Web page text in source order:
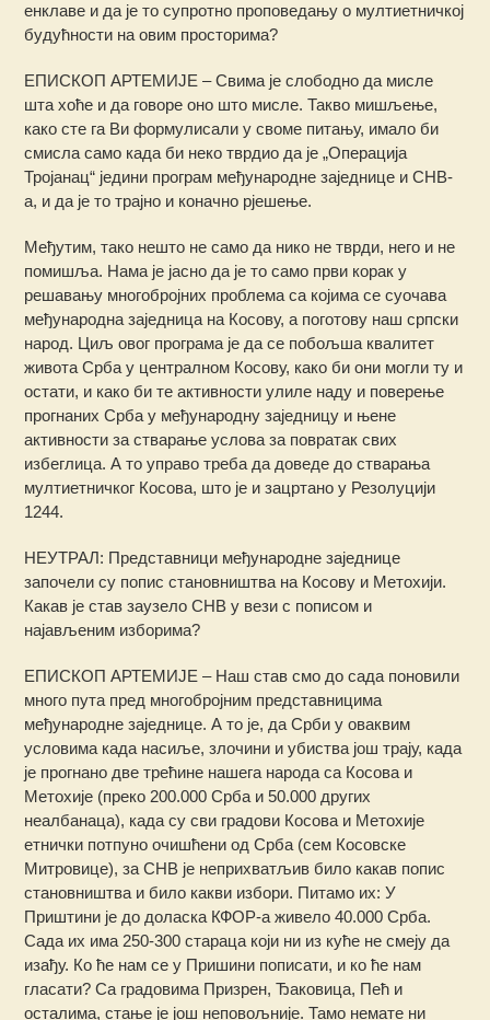
енклаве и да је то супротно проповедању о мултиетничкој
будућности на овим просторима?
ЕПИСКОП АРТЕМИЈЕ – Свима је слободно да мисле
шта хоће и да говоре оно што мисле. Такво мишљење,
како сте га Ви формулисали у своме питању, имало би
смисла само када би неко тврдио да је „Операција
Тројанац“ једини програм међународне заједнице и СНВ-
а, и да је то трајно и коначно рјешење.
Међутим, тако нешто не само да нико не тврди, него и не
помишља. Нама је јасно да је то само први корак у
решавању многобројних проблема са којима се суочава
међународна заједница на Косову, а поготову наш српски
народ. Циљ овог програма је да се побољша квалитет
живота Срба у централном Косову, како би они могли ту и
остати, и како би те активности улиле наду и поверење
прогнаних Срба у међународну заједницу и њене
активности за стварање услова за повратак свих
избеглица. А то управо треба да доведе до стварања
мултиетничког Косова, што је и зацртано у Резолуцији
1244.
НЕУТРАЛ: Представници међународне заједнице
започели су попис становништва на Косову и Метохији.
Какав је став заузело СНВ у вези с пописом и
најављеним изборима?
ЕПИСКОП АРТЕМИЈЕ – Наш став смо до сада поновили
много пута пред многобројним представницима
међународне заједнице. А то је, да Срби у оваквим
условима када насиље, злочини и убиства још трају, када
је прогнано две трећине нашега народа са Косова и
Метохије (преко 200.000 Срба и 50.000 других
неалбанаца), када су сви градови Косова и Метохије
етнички потпуно очишћени од Срба (сем Косовске
Митровице), за СНВ је неприхватљив било какав попис
становништва и било какви избори. Питамо их: У
Приштини је до доласка КФОР-а живело 40.000 Срба.
Сада их има 250-300 стараца који ни из куће не смеју да
изађу. Ко ће нам се у Пришини пописати, и ко ће нам
гласати? Са градовима Призрен, Ђаковица, Пећ и
осталима, стање је још неповољније. Тамо немате ни